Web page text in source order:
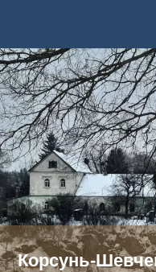
Корсунь-